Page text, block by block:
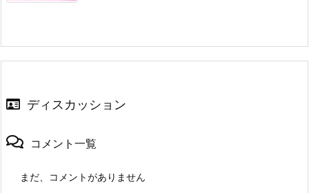
ディスカッション
コメント一覧
まだ、コメントがありません